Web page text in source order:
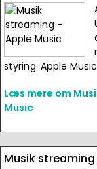
styring. Apple
Læs mere om
Music
Musik streaming